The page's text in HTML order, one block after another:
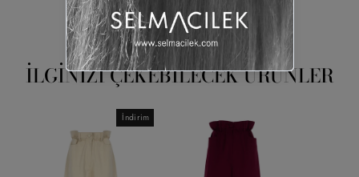
İLGINIZI ÇEKEBİLECEK ÜRÜNLER
İndirim